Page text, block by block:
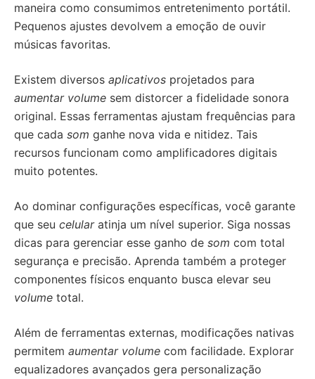
maneira como consumimos entretenimento portátil.
Pequenos ajustes devolvem a emoção de ouvir
músicas favoritas.
Existem diversos aplicativos projetados para
aumentar volume sem distorcer a fidelidade sonora
original. Essas ferramentas ajustam frequências para
que cada som ganhe nova vida e nitidez. Tais
recursos funcionam como amplificadores digitais
muito potentes.
Ao dominar configurações específicas, você garante
que seu celularatinja um nível superior. Siga nossas
dicas para gerenciar esse ganho de som com total
segurança e precisão. Aprenda também a proteger
componentes físicos enquanto busca elevar seu
volume total.
Além de ferramentas externas, modificações nativas
permitem aumentar volume com facilidade. Explorar
equalizadores avançados gera personalização